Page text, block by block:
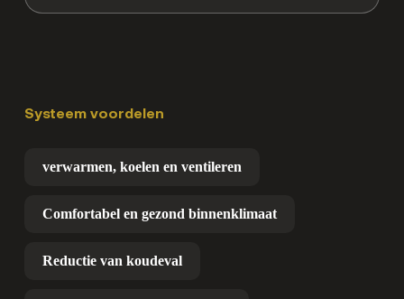
Systeem voordelen
verwarmen, koelen en ventileren
Comfortabel en gezond binnenklimaat
Reductie van koudeval